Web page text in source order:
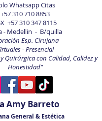
Whatsapp Citas
+57 310 710 8853
+57 310 347 8115
- Medellin - B/quilla
Esp. Cirujana
- Presencial
Quirúrgica con Calidad, Calidez y
Honestidad"
Amy Barreto
General & Estética